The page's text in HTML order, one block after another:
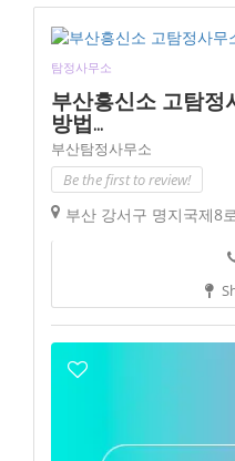
탐정사무소
부산흥신소 고탐정
방법...
부산탐정사무소
Be the first to review!
부산 강서구 명지국제8